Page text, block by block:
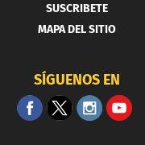
SUSCRIBETE
MAPA DEL SITIO
SÍGUENOS EN